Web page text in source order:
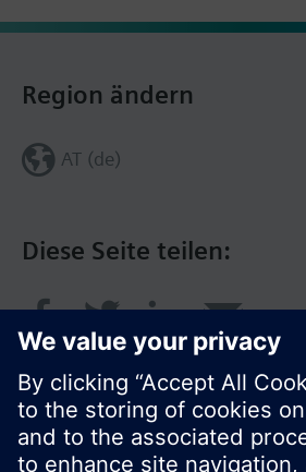
Diese Seite teilen:
Region ändern
AT (de)